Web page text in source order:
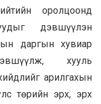
оролцоонд
дэвшүүлэн
даргын хувиар
хууль
арилгахын
төрийн эрх, эрх